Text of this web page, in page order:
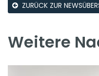
ZURÜCK ZUR
Weitere